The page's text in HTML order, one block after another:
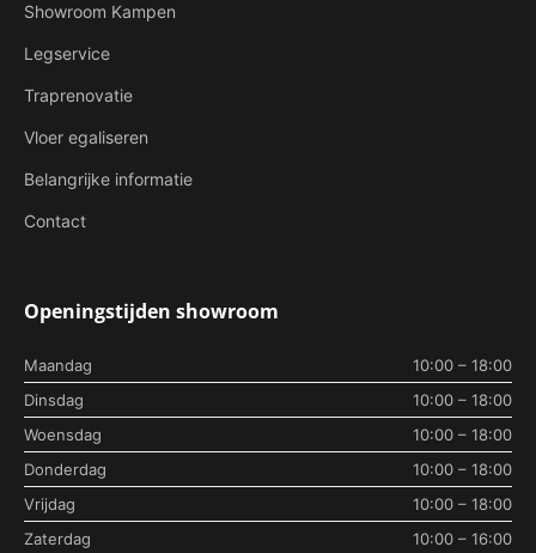
Showroom Kampen
Legservice
Traprenovatie
Vloer egaliseren
Belangrijke informatie
Contact
Openingstijden showroom
Maandag
10:00 – 18:00
Dinsdag
10:00 – 18:00
Woensdag
10:00 – 18:00
Donderdag
10:00 – 18:00
Vrijdag
10:00 – 18:00
Zaterdag
10:00 – 16:00